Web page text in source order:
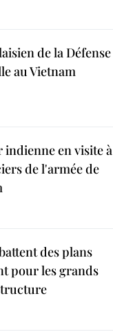
de la Défense
au Vietnam
indienne en visite à
de l'armée de
des plans
pour les grands